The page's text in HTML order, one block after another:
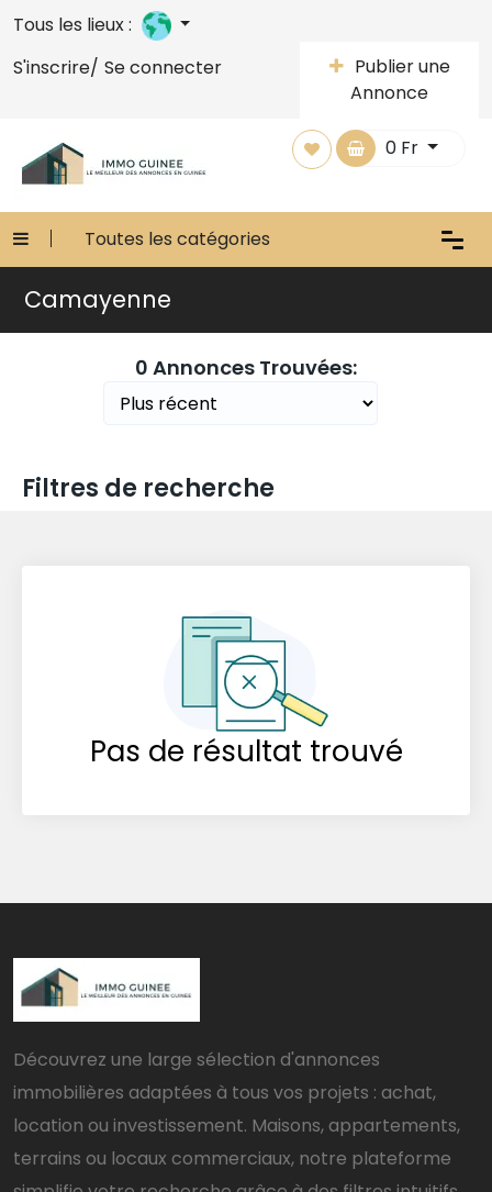
Tous les lieux :
S'inscrire/ Se connecter
Publier une
Annonce
0 Fr
Toutes les catégories
Camayenne
0 Annonces Trouvées:
Filtres de recherche
Pas de résultat trouvé
Découvrez une large sélection d'annonces
immobilières adaptées à tous vos projets : achat,
location ou investissement. Maisons, appartements,
terrains ou locaux commerciaux, notre plateforme